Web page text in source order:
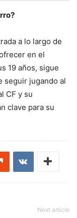
a lo largo de
en el
19 años, sigue
seguir jugando al
CF y su
clave para su
Next article